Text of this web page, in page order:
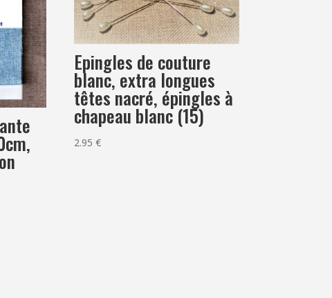
Epingles de couture
blanc, extra longues
têtes nacré, épingles à
chapeau blanc (15)
2.95€